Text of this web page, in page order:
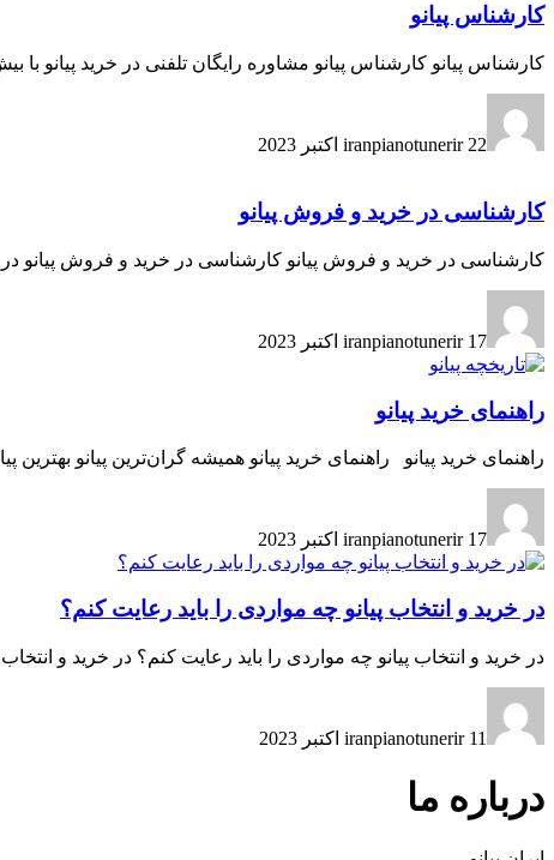
کارشناس پیانو
کارشناس پیانو کارشناس پیانو مشاوره رایگان تلفنی در خرید پیانو با بیش از ۲۰ سال تجربه در کوک و تعمیرات پیانو و دارای گواهی و لایسنس از کمپانی
iranpianotunerir 22 اکتبر 2023
کارشناسی در خرید و فروش پیانو
کارشناسی در خرید و فروش پیانو کارشناسی در خرید و فروش پیانو
iranpianotunerir 17 اکتبر 2023
راهنمای خرید پیانو
راهنمای خرید پیانو راهنمای خرید پیانو همیشه گران‌ترین پیانو
iranpianotunerir 17 اکتبر 2023
در خرید و انتخاب پیانو چه مواردی را باید رعایت کنم؟
در خرید و انتخاب پیانو چه مواردی را باید رعایت کنم؟ در خرید و
iranpianotunerir 11 اکتبر 2023
درباره ما